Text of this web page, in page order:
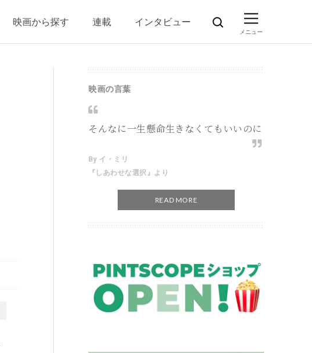
映画から探す 連載 インタビュー
映画の言葉
そんなに一生懸命生きなくてもいいのに
By イ・ミリ
『しあわせな選択』より
READ MORE